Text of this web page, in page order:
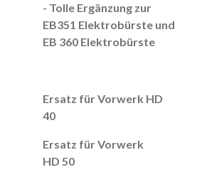
- Tolle Ergänzung zur
EB351 Elektrobürste und
EB 360 Elektrobürste
Ersatz für Vorwerk HD
40
Ersatz für Vorwerk
HD 50